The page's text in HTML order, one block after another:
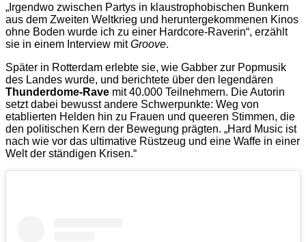
„Irgendwo zwischen Partys in klaustrophobischen Bunkern
aus dem Zweiten Weltkrieg und heruntergekommenen Kinos
ohne Boden wurde ich zu einer Hardcore-Raverin“, erzählt
sie in einem Interview mitGroove.
Später in Rotterdam erlebte sie, wie Gabber zur Popmusik
des Landes wurde, und berichtete über den legendären
Thunderdome-Rave mit 40.000 Teilnehmern. Die Autorin
setzt dabei bewusst andere Schwerpunkte: Weg von
etablierten Helden hin zu Frauen und queeren Stimmen, die
den politischen Kern der Bewegung prägten. „Hard Music ist
nach wie vor das ultimative Rüstzeug und eine Waffe in einer
Welt der ständigen Krisen.“